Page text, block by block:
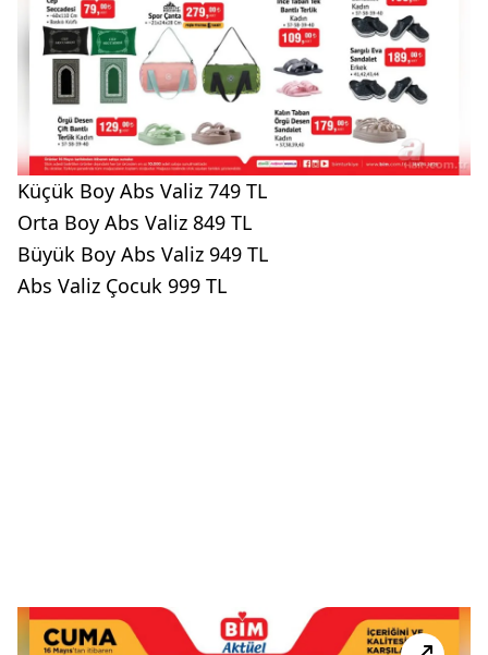
Küçük Boy Abs Valiz 749 TL
Orta Boy Abs Valiz 849 TL
Büyük Boy Abs Valiz 949 TL
Abs Valiz Çocuk 999 TL